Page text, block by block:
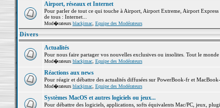
Airport, réseaux et Internet
Pour parler de tout ce qui touche à Airport, Airport Extreme, Airport
de tous : Internet...
Mod�rateurs blackjmac, Equipe des Modérateurs
Divers
Actualités
Pour nous faire partager vos nouvelles exclusives ou insolites. Tout le
Mod�rateurs blackjmac, Equipe des Modérateurs
Réactions aux news
Pour réagir et débattre des actualités diffusées sur PowerBook-fr et
Mod�rateurs blackjmac, Equipe des Modérateurs
Systèmes MacOS et autres logiciels ou jeux...
Pour débattre des logiciels, applications, softs équivalents Mac/PC, jeux,